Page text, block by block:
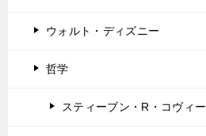
ウォルト・ディズニー
哲学
スティーブン・R・コヴィー